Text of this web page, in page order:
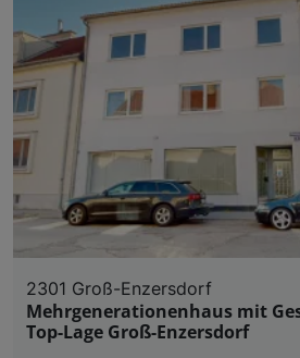
2301 Groß-Enzersdorf
Mehrgenerationenhaus mit
Top-Lage Groß-Enzersdorf